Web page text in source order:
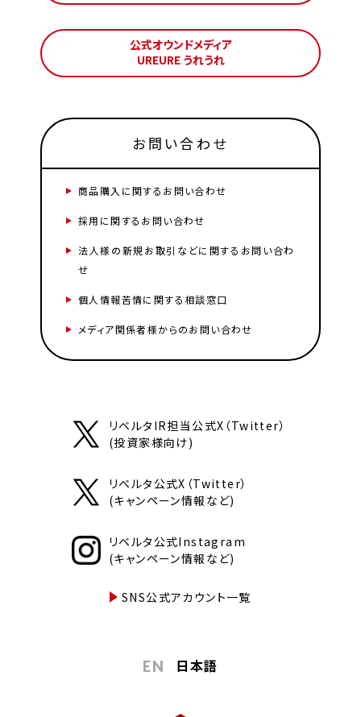
公式オウンドメディア
UREURE うれうれ
お問い合わせ
商品購入に関するお問い合わせ
採用に関するお問い合わせ
法人様の新規お取引などに関するお問い合わ
せ
個人情報苦情に関する相談窓口
メディア関係者様からのお問い合わせ
リベルタIR担当公式X（Twitter）
(投資家様向け)
リベルタ公式X（Twitter）
(キャンペーン情報など)
リベルタ公式Instagram
(キャンペーン情報など)
SNS公式アカウント一覧
EN 日本語